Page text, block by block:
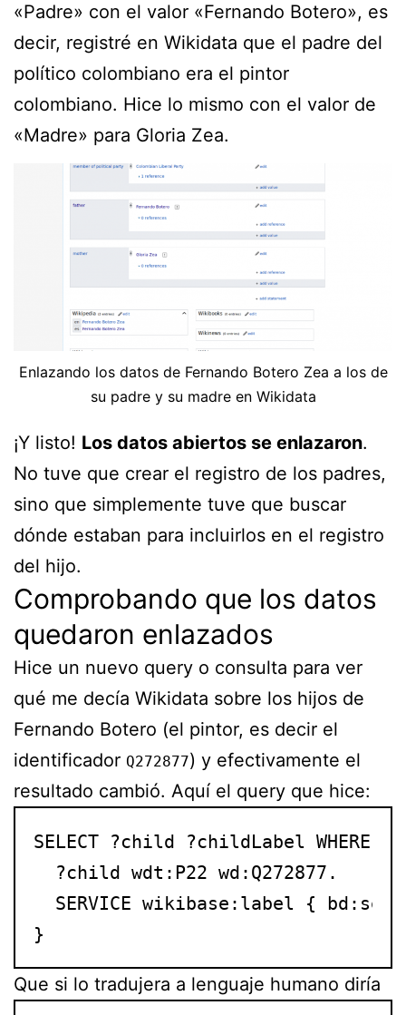
«Padre» con el valor «Fernando Botero», es
decir, registré en Wikidata que el padre del
político colombiano era el pintor
colombiano. Hice lo mismo con el valor de
«Madre» para Gloria Zea.
Enlazando los datos de Fernando Botero Zea a los de
su padre y su madre en Wikidata
¡Y listo! Los datos abiertos se enlazaron.
No tuve que crear el registro de los padres,
sino que simplemente tuve que buscar
dónde estaban para incluirlos en el registro
del hijo.
Comprobando que los datos
quedaron enlazados
Hice un nuevo query o consulta para ver
qué me decía Wikidata sobre los hijos de
Fernando Botero (el pintor, es decir el
identificador Q272877) y efectivamente el
resultado cambió. Aquí el query que hice:
SELECT ?child ?childLabel WHERE {
  ?child wdt:P22 wd:Q272877.
SERVICE wikibase:label {
}
Que si lo tradujera a lenguaje humano diría